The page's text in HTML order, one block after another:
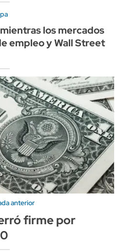
los mercados
empleo y Wall Street
anterior
firme por